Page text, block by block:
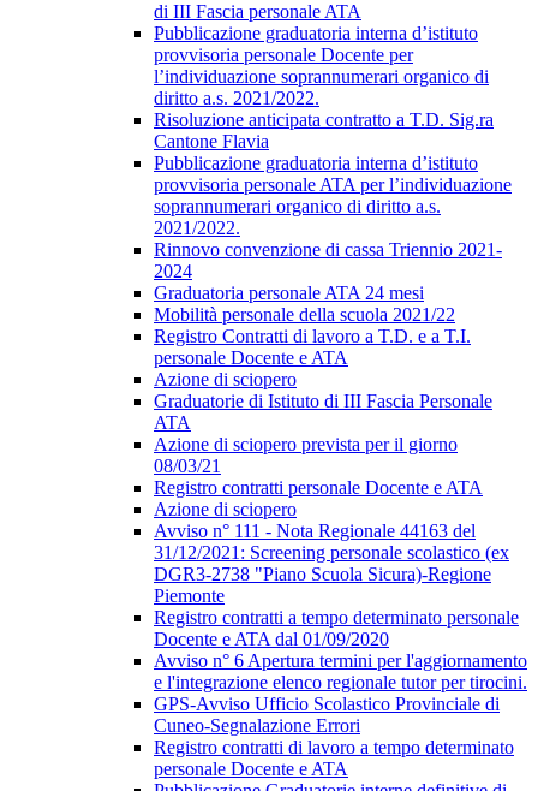
di III Fascia personale ATA
Pubblicazione graduatoria interna d’istituto
provvisoria personale Docente per
l’individuazione soprannumerari organico di
diritto a.s. 2021/2022.
Risoluzione anticipata contratto a T.D. Sig.ra
Cantone Flavia
Pubblicazione graduatoria interna d’istituto
provvisoria personale ATA per l’individuazione
soprannumerari organico di diritto a.s.
2021/2022.
Rinnovo convenzione di cassa Triennio 2021-
2024
Graduatoria personale ATA 24 mesi
Mobilità personale della scuola 2021/22
Registro Contratti di lavoro a T.D. e a T.I.
personale Docente e ATA
Azione di sciopero
Graduatorie di Istituto di III Fascia Personale
ATA
Azione di sciopero prevista per il giorno
08/03/21
Registro contratti personale Docente e ATA
Azione di sciopero
Avviso n° 111 - Nota Regionale 44163 del
31/12/2021: Screening personale scolastico (ex
DGR3-2738 "Piano Scuola Sicura)-Regione
Piemonte
Registro contratti a tempo determinato personale
Docente e ATA dal 01/09/2020
Avviso n° 6 Apertura termini per l'aggiornamento
e l'integrazione elenco regionale tutor per tirocini.
GPS-Avviso Ufficio Scolastico Provinciale di
Cuneo-Segnalazione Errori
Registro contratti di lavoro a tempo determinato
personale Docente e ATA